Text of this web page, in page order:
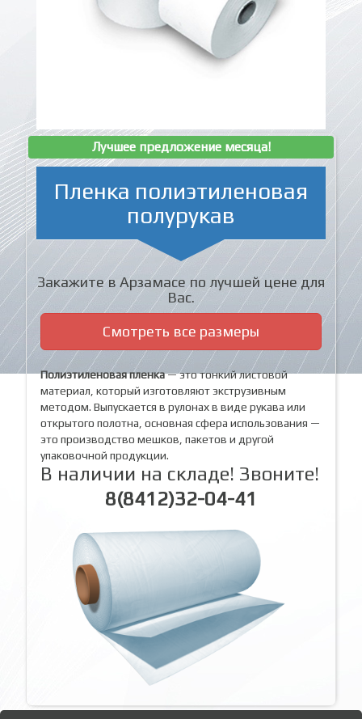
Лучшее предложение месяца!
Пленка полиэтиленовая
полурукав
Закажите в Арзамасе по лучшей цене для
Вас.
Смотреть все размеры
Полиэтиленовая пленка— это тонкий листовой
материал, который изготовляют экструзивным
методом. Выпускается в рулонах в виде рукава или
открытого полотна, основная сфера использования —
это производство мешков, пакетов и другой
упаковочной продукции.
В наличии на складе! Звоните!
8(8412)32-04-41